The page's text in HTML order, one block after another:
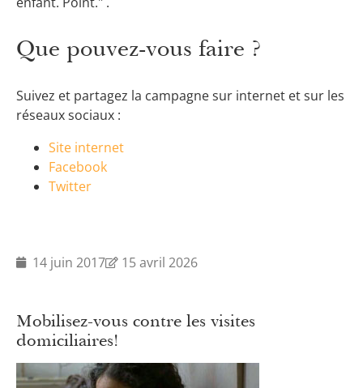
Que pouvez-vous faire ?
Suivez et partagez la campagne sur internet et sur les
réseaux sociaux :
Site internet
Facebook
Twitter
14 juin 2017 15 avril 2026
Mobilisez-vous contre les visites
domiciliaires!